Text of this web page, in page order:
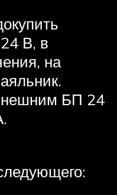
В, в
на
БП 24